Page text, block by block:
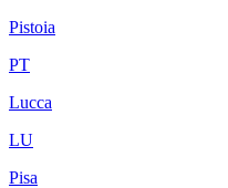
Pistoia
PT
Lucca
LU
Pisa